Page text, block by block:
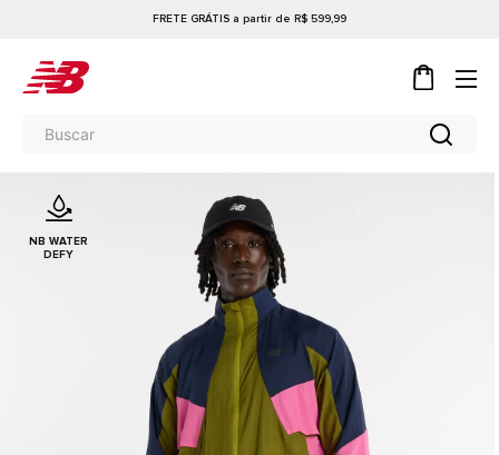
FRETE GRÁTIS a partir de R$ 599,99
NB WATER
DEFY